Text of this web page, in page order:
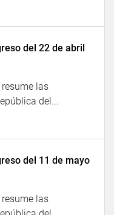
del 22 de abril
las
del...
del 11 de mayo
las